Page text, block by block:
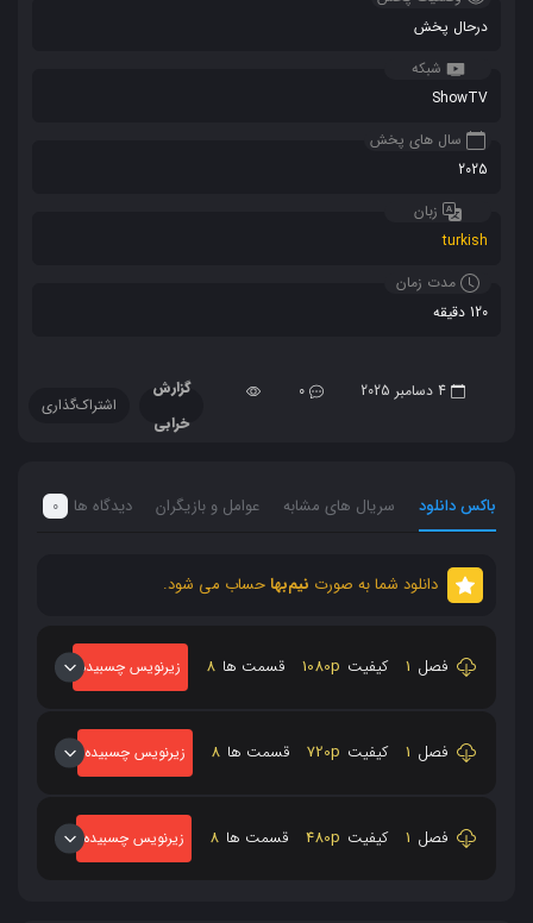
درحال پخش
شبکه
ShowTV
سال های پخش
2025
زبان
turkish
مدت زمان
120 دقیقه
4 دسامبر 2025 0
گزارش
خرابی
اشتراک‌گذاری
باکس دانلود سریال های مشابه عوامل و بازیگران دیدگاه ها 0
دانلود شما به صورت نیم‌بها حساب می شود.
فصل 1 کیفیت 1080p قسمت ها 8 زیرنویس چسبیده
فصل 1 کیفیت 720p قسمت ها 8 زیرنویس چسبیده
فصل 1 کیفیت 480p قسمت ها 8 زیرنویس چسبیده